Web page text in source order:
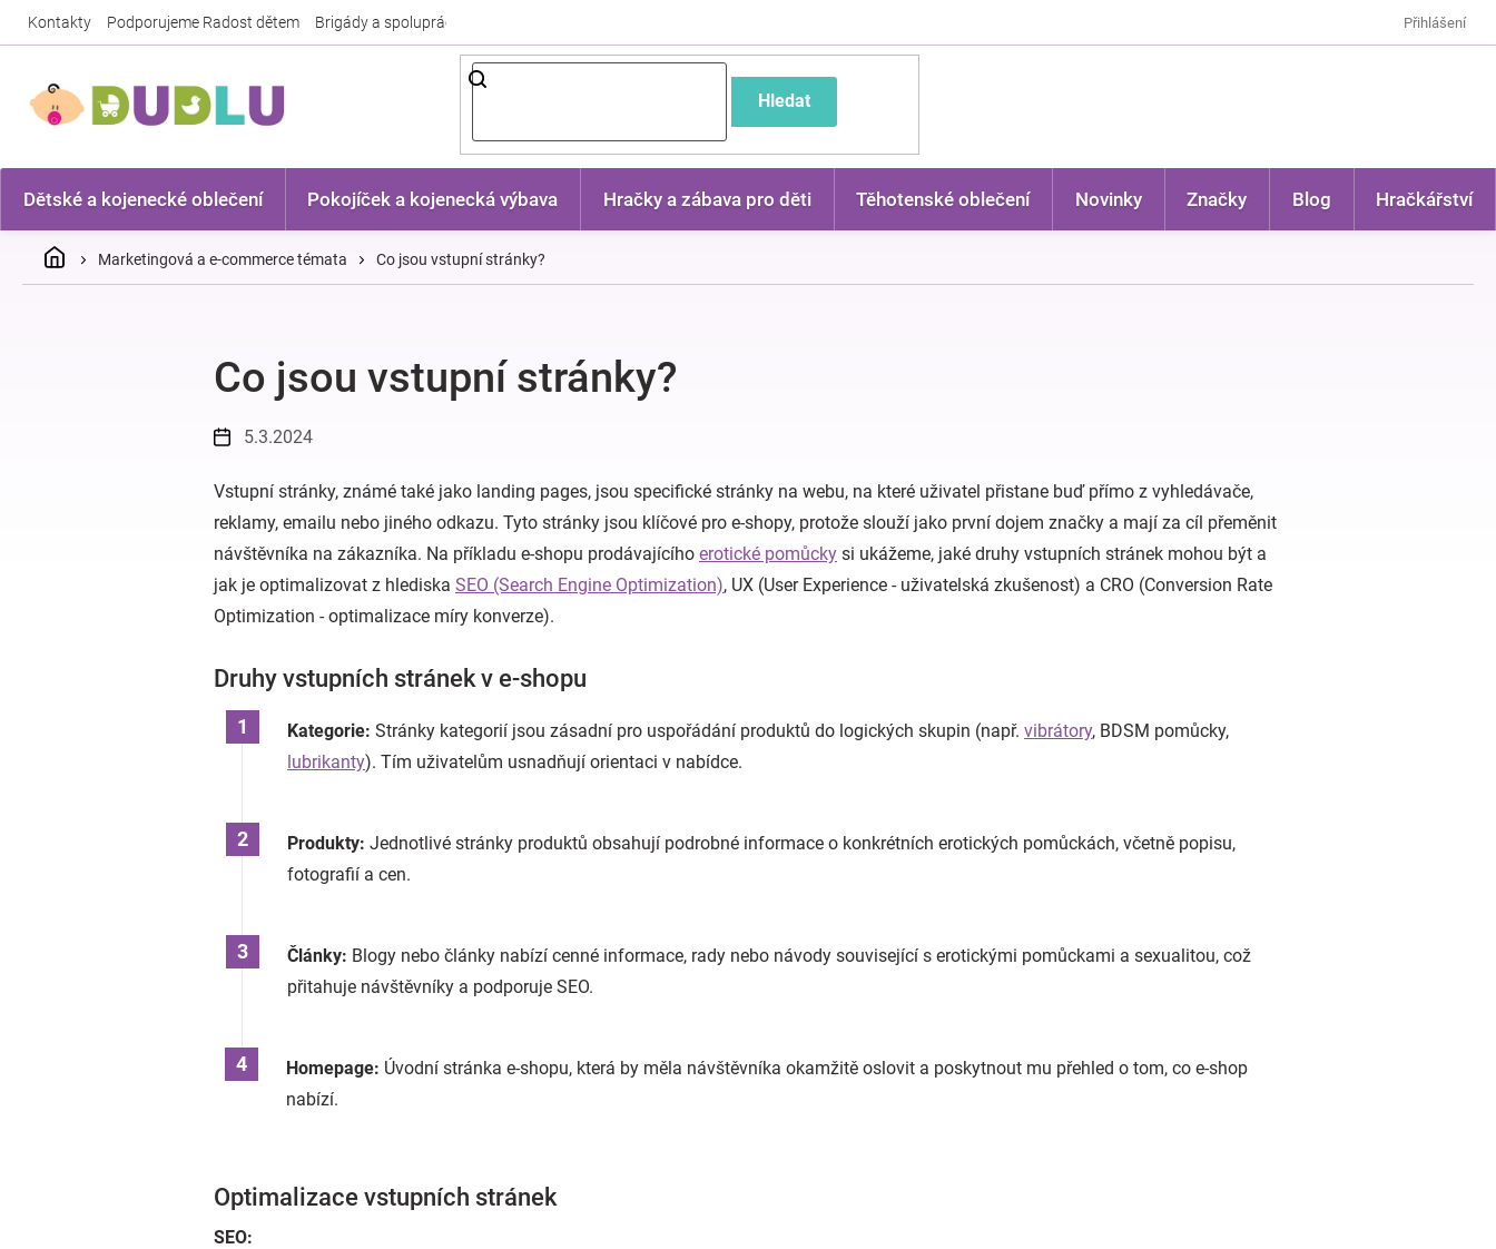
Kontakty Podporujeme Radost dětem Brigády a spolupráce Přihlášení
Hledat
Dětské a kojenecké oblečení Pokojíček a kojenecká výbava Hračky a zábava pro děti Těhotenské oblečení Novinky Značky Blog Hračkářství
DomůMarketingová a e-commerce témata Co jsou vstupní stránky?
Co jsou vstupní stránky?
5.3.2024
Vstupní stránky, známé také jako landing pages, jsou specifické stránky na webu, na které uživatel přistane buď přímo z vyhledávače,
reklamy, emailu nebo jiného odkazu. Tyto stránky jsou klíčové pro e-shopy, protože slouží jako první dojem značky a mají za cíl přeměnit
návštěvníka na zákazníka. Na příkladu e-shopu prodávajícího erotické pomůcky si ukážeme, jaké druhy vstupních stránek mohou být a
jak je optimalizovat z hlediska SEO (Search Engine Optimization), UX (User Experience - uživatelská zkušenost) a CRO (Conversion Rate
Optimization - optimalizace míry konverze).
Druhy vstupních stránek v e-shopu
Kategorie: Stránky kategorií jsou zásadní pro uspořádání produktů do logických skupin (např. vibrátory, BDSM pomůcky,
lubrikanty). Tím uživatelům usnadňují orientaci v nabídce.
Produkty: Jednotlivé stránky produktů obsahují podrobné informace o konkrétních erotických pomůckách, včetně popisu,
fotografií a cen.
Články: Blogy nebo články nabízí cenné informace, rady nebo návody související s erotickými pomůckami a sexualitou, což
přitahuje návštěvníky a podporuje SEO.
Homepage: Úvodní stránka e-shopu, která by měla návštěvníka okamžitě oslovit a poskytnout mu přehled o tom, co e-shop
nabízí.
Optimalizace vstupních stránek
SEO: